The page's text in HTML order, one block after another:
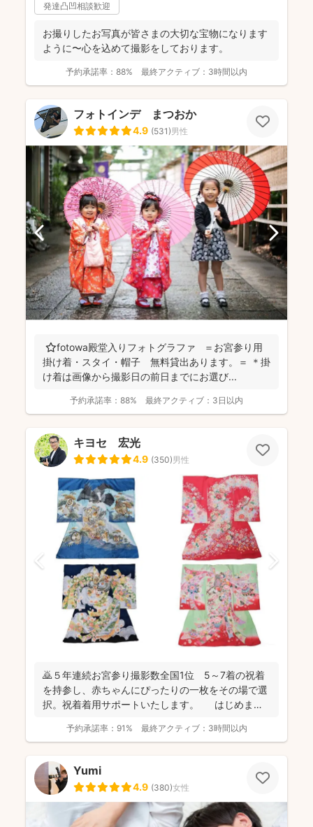
発達凸凹相談歓迎
お撮りしたお写真が皆さまの大切な宝物になります
ように〜心を込めて撮影をしております。
予約承諾率： 88% 最終アクティブ： 3時間以内
フォトインデ まつおか
4.9 (531)男性
⭐️fotowa殿堂入りフォトグラファ ＝お宮参り用
掛け着・スタイ・帽子 無料貸出あります。＝ ＊掛
け着は画像から撮影日の前日までにお選び...
予約承諾率： 88% 最終アクティブ： 3日以内
キヨセ 宏光
4.9 (350)男性
🙇５年連続お宮参り撮影数全国1位 5～7着の祝着
を持参し、赤ちゃんにぴったりの一枚をその場で選
択。祝着着用サポートいたします。 はじめまし
予約承諾率： 91% 最終アクティブ： 3時間以内
Yumi
4.9 (380)女性